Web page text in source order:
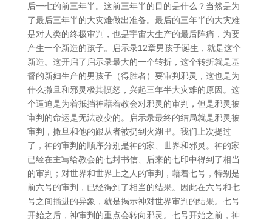
后一七的前三年半。这前三年半的目的是什么？当然是为
了最后三年半的大灾难做出准备。最后的三年半的大灾难
是对人类的终极审判，也是宇宙大生产的最后阵痛，为要
产生一个新造的孩子。启示录12章男孩子诞生，就是这个
新造。这开启了启示录最大的一个转折，这个转折就是基
督的新妇生产的男孩子（得胜者）要审判邪灵，这也是为
什么撒旦和邪灵极其愤怒，兴起三年半大灾难的原因。这
个逼迫是为着抵挡神藉着教会对邪灵的审判，但是邪灵被
审判的命运是无法改变的。启示录最终的结局就是邪灵被
审判，撒旦和他的跟从者被扔到火湖里。我们上次提过
了，神的审判的顺序分别是神的家、世界和邪灵。神的家
已经在主写给教会的七封书信、后来的七印中得到了相当
的审判；对世界和世界上之人的审判，藉着七号，特别是
前六号的审判，已经得到了相当的结果。因此在六号和七
号之间插进的异象，就是揭示神对世界审判的结果。七号
开始之后，神审判的重点会转向邪灵。七号开始之前，神